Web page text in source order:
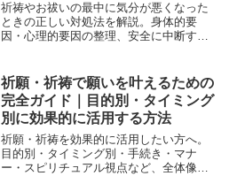
祈祷やお祓いの最中に気分が悪くなった
ときの正しい対処法を解説。身体的要
因・心理的要因の整理、安全に中断する
祈願・祈祷で願いを叶えるための
完全ガイド｜目的別・タイミング
別に効果的に活用する方法
祈願・祈祷を効果的に活用したい方へ。
目的別・タイミング別・手続き・マナ
ー・スピリチュアル視点など、全体像が